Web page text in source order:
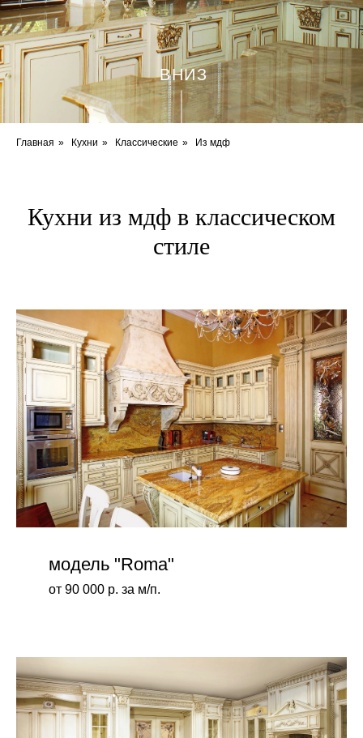
ВНИЗ
Главная » Кухни » Классические » Из мдф
Кухни из мдф в классическом
стиле
модель "Roma"
от 90 000 р. за м/п.